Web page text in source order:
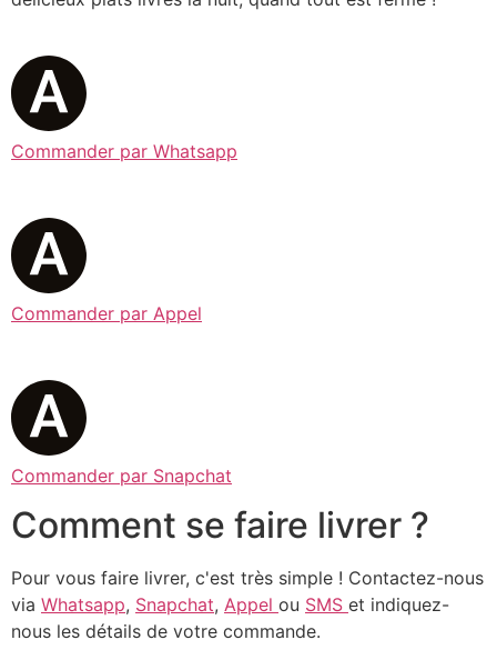
Commander par Whatsapp
Commander par Appel
Commander par Snapchat
Comment se faire livrer ?
Pour vous faire livrer, c'est très simple ! Contactez-nous
via Whatsapp, Snapchat, Appel ou SMS et indiquez-
nous les détails de votre commande.